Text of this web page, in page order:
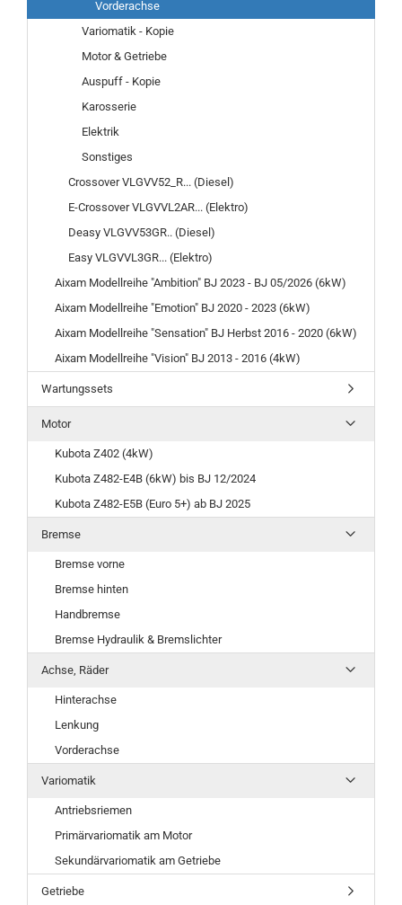
Vorderachse
Variomatik - Kopie
Motor & Getriebe
Auspuff - Kopie
Karosserie
Elektrik
Sonstiges
Crossover VLGVV52_R... (Diesel)
E-Crossover VLGVVL2AR... (Elektro)
Deasy VLGVV53GR.. (Diesel)
Easy VLGVVL3GR... (Elektro)
Aixam Modellreihe "Ambition" BJ 2023 - BJ 05/2026 (6kW)
Aixam Modellreihe "Emotion" BJ 2020 - 2023 (6kW)
Aixam Modellreihe "Sensation" BJ Herbst 2016 - 2020 (6kW)
Aixam Modellreihe "Vision" BJ 2013 - 2016 (4kW)
Wartungssets
Motor
Kubota Z402 (4kW)
Kubota Z482-E4B (6kW) bis BJ 12/2024
Kubota Z482-E5B (Euro 5+) ab BJ 2025
Bremse
Bremse vorne
Bremse hinten
Handbremse
Bremse Hydraulik & Bremslichter
Achse, Räder
Hinterachse
Lenkung
Vorderachse
Variomatik
Antriebsriemen
Primärvariomatik am Motor
Sekundärvariomatik am Getriebe
Getriebe